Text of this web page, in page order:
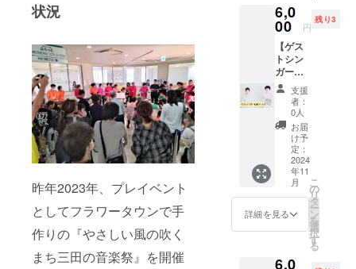
状況
昨年2023年、プレイベント
としてフラワータウンで手
作りの『やさしい風の吹く
まち三田の音楽祭』を開催
確約す
るもの
ではあ
りませ
ん。」
8月11日
からJR
での路
上ライ
ブをス
ター
ト。そ
れから8
年の下
積み期
間を経
て、
2015年
1月VAP
ドより
メ
クバン
ド「ア
シガル
ユー
ス」
2010年
メ
ジャー
ビュー
！ バン
ド名の
由来
は、武
士の最
下層に
位置す
軽」と
ブレイ
バー
ズ』様
からご
提供い
ただき
まし
た！ な
んとブ
レイ
バーズ
の投手
古屋剛
さん。
今回の
とって
おきの
シン
6,0
00 円
残り3
【ゲス
トシン
ガー応
援コー
ス】 ゲ
ストシ
ンガー
の『く
まごろ
う』さ
んから
応援の
グッズ
をご提
供いた
だきま
みなさ
支援
者：
0人
お届
け予
定：
2024
年11
月
詳細を見る
こ
の
リ
タ
ー
ン
を
選
択
す
る
6,0